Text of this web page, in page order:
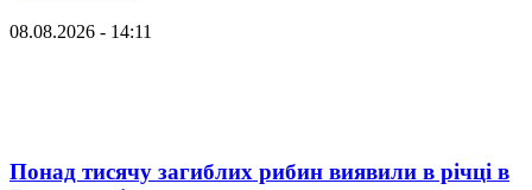
08.08.2026 - 14:11
Понад тисячу загиблих рибин виявили в річці в